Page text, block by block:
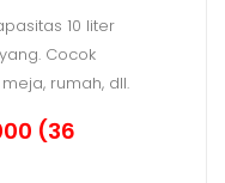
10 liter
Cocok
rumah, dll.
(36